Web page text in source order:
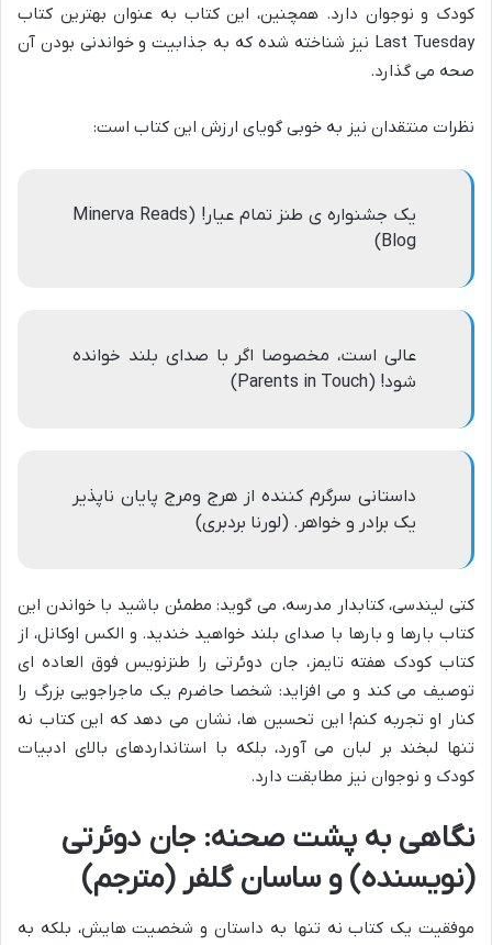
کودک و نوجوان دارد. همچنین، این کتاب به عنوان بهترین کتاب
Last Tuesday نیز شناخته شده که به جذابیت و خواندنی بودن آن
صحه می گذارد.
نظرات منتقدان نیز به خوبی گویای ارزش این کتاب است:
یک جشنواره ی طنز تمام عیار! (Minerva Reads
Blog)
عالی است، مخصوصا اگر با صدای بلند خوانده
شود! (Parents in Touch)
داستانی سرگرم کننده از هرج ومرج پایان ناپذیر
یک برادر و خواهر. (لورنا بردبری)
کتی لیندسی، کتابدار مدرسه، می گوید: مطمئن باشید با خواندن این
کتاب بارها و بارها با صدای بلند خواهید خندید. و الکس اوکانل، از
کتاب کودک هفته تایمز، جان دوئرتی را طنزنویس فوق العاده ای
توصیف می کند و می افزاید: شخصا حاضرم یک ماجراجویی بزرگ را
کنار او تجربه کنم! این تحسین ها، نشان می دهد که این کتاب نه
تنها لبخند بر لبان می آورد، بلکه با استانداردهای بالای ادبیات
کودک و نوجوان نیز مطابقت دارد.
نگاهی به پشت صحنه: جان دوئرتی
(نویسنده) و ساسان گلفر (مترجم)
موفقیت یک کتاب نه تنها به داستان و شخصیت هایش، بلکه به